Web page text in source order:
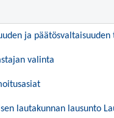
ja
valinta
lautakunnan lausunto